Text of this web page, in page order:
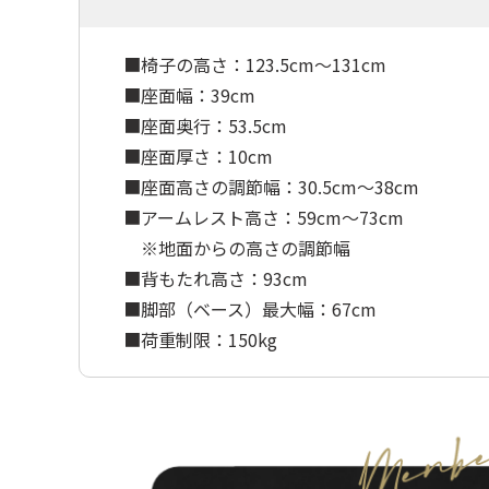
■椅子の高さ：123.5cm～131cm
■座面幅：39cm
■座面奥行：53.5cm
■座面厚さ：10cm
■座面高さの調節幅：30.5cm～38cm
■アームレスト高さ：59cm～73cm
※地面からの高さの調節幅
■背もたれ高さ：93cm
■脚部（ベース）最大幅：67cm
■荷重制限：150kg